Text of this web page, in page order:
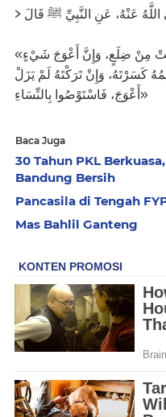
«اسْتَوْصُوا بِالنِّسَاءِ، فَإِنَّ الْمَرْأَةَ خُلِقَتْ مِنْ ضِلَعٍ، وَإِنَّ أَعْوَجَ شَيْءٍ
كَسَرْتَهُ، وَإِنْ تَرَكْتَهُ لَمْ يَزَلْ
أَعْوَجَ، فَاسْتَوْصُوا بِالنِّسَاءِ»
Baca Juga
30 Tahun PKL
Bandung Bersih
Pancasila di Tengah
Mas Bahlil Ganteng